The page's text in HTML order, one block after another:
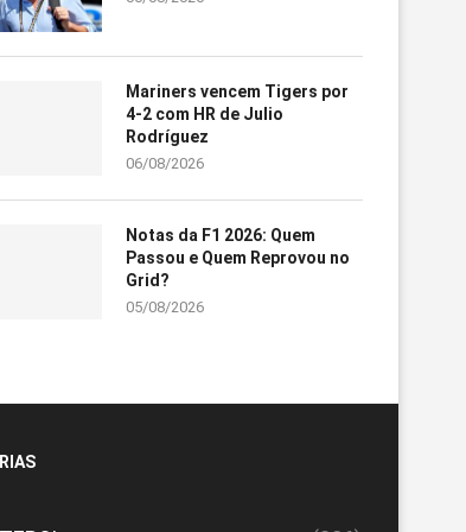
Mariners vencem Tigers por
4-2 com HR de Julio
Rodríguez
06/08/2026
Notas da F1 2026: Quem
Passou e Quem Reprovou no
Grid?
05/08/2026